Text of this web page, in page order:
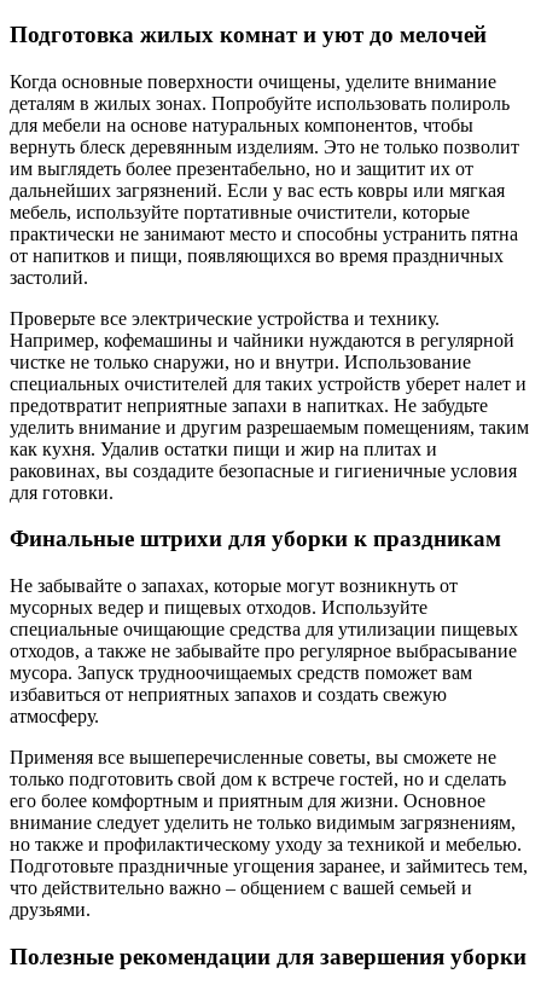
Подготовка жилых комнат и уют до мелочей
Когда основные поверхности очищены, уделите внимание
деталям в жилых зонах. Попробуйте использовать полироль
для мебели на основе натуральных компонентов, чтобы
вернуть блеск деревянным изделиям. Это не только позволит
им выглядеть более презентабельно, но и защитит их от
дальнейших загрязнений. Если у вас есть ковры или мягкая
мебель, используйте портативные очистители, которые
практически не занимают место и способны устранить пятна
от напитков и пищи, появляющихся во время праздничных
застолий.
Проверьте все электрические устройства и технику.
Например, кофемашины и чайники нуждаются в регулярной
чистке не только снаружи, но и внутри. Использование
специальных очистителей для таких устройств уберет налет и
предотвратит неприятные запахи в напитках. Не забудьте
уделить внимание и другим разрешаемым помещениям, таким
как кухня. Удалив остатки пищи и жир на плитах и
раковинах, вы создадите безопасные и гигиеничные условия
для готовки.
Финальные штрихи для уборки к праздникам
Не забывайте о запахах, которые могут возникнуть от
мусорных ведер и пищевых отходов. Используйте
специальные очищающие средства для утилизации пищевых
отходов, а также не забывайте про регулярное выбрасывание
мусора. Запуск трудноочищаемых средств поможет вам
избавиться от неприятных запахов и создать свежую
атмосферу.
Применяя все вышеперечисленные советы, вы сможете не
только подготовить свой дом к встрече гостей, но и сделать
его более комфортным и приятным для жизни. Основное
внимание следует уделить не только видимым загрязнениям,
но также и профилактическому уходу за техникой и мебелью.
Подготовьте праздничные угощения заранее, и займитесь тем,
что действительно важно – общением с вашей семьей и
друзьями.
Полезные рекомендации для завершения уборки